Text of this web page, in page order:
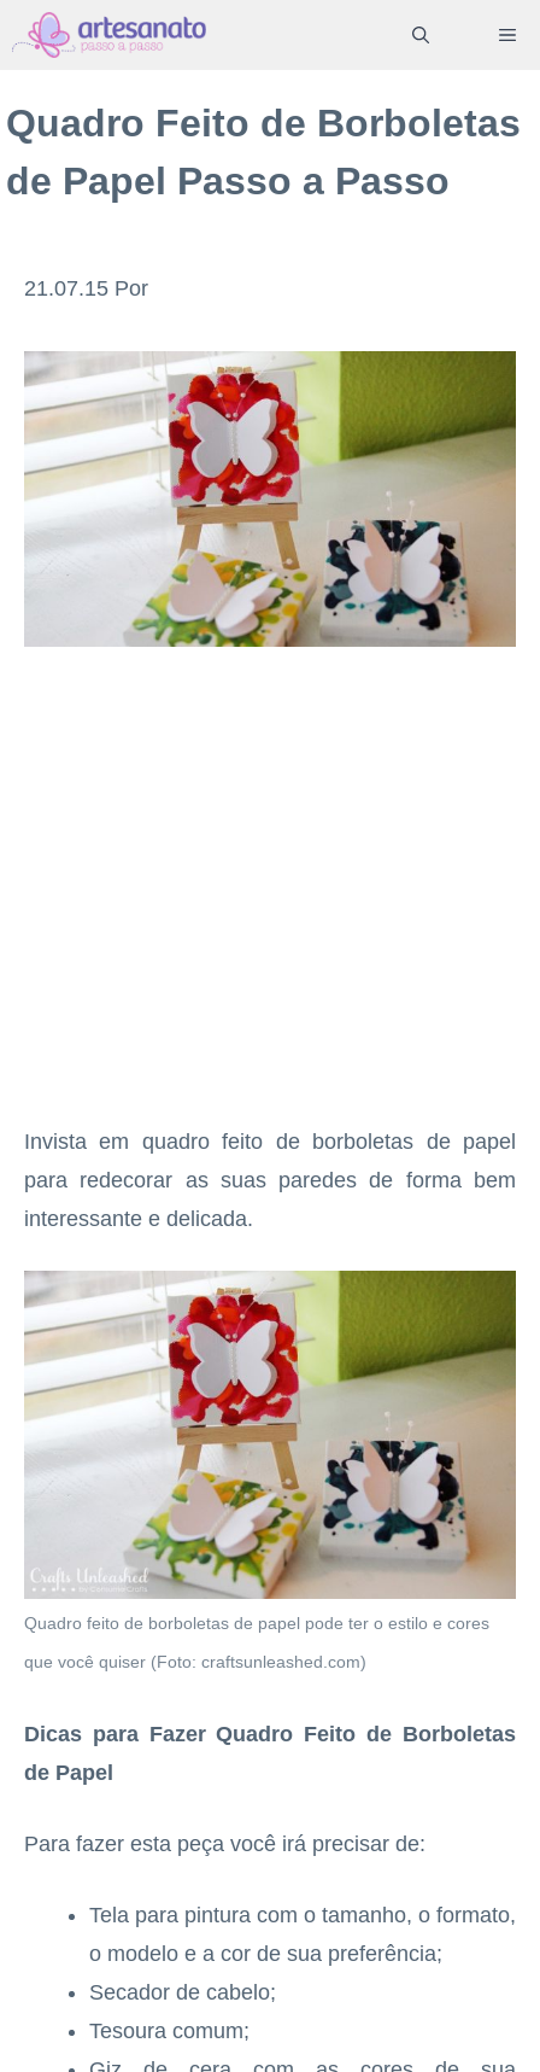
Pular
para
conteúdo
Quadro Feito de Borboletas
de Papel Passo a Passo
21.07.15 Por
Invista em quadro feito de borboletas de papel
para redecorar as suas paredes de forma bem
interessante e delicada.
Quadro feito de borboletas de papel pode ter o estilo e cores
que você quiser (Foto: craftsunleashed.com)
Dicas para Fazer Quadro Feito de Borboletas
de Papel
Para fazer esta peça você irá precisar de:
Tela para pintura com o tamanho, o formato,
o modelo e a cor de sua preferência;
Secador de cabelo;
Tesoura comum;